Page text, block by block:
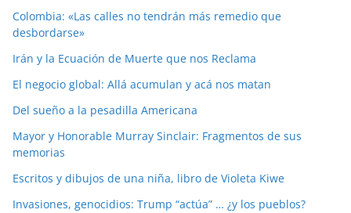
Colombia: «Las calles no tendrán más remedio que
desbordarse»
Irán y la Ecuación de Muerte que nos Reclama
El negocio global: Allá acumulan y acá nos matan
Del sueño a la pesadilla Americana
Mayor y Honorable Murray Sinclair: Fragmentos de sus
memorias
Escritos y dibujos de una niña, libro de Violeta Kiwe
Invasiones, genocidios: Trump “actúa” … ¿y los pueblos?